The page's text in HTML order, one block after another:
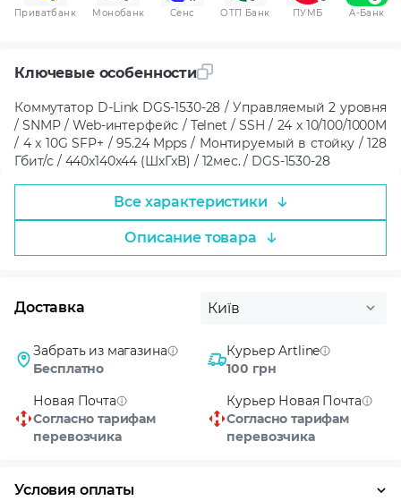
Приватбанк Монобанк Сенс ОТП Банк ПУМБ A-Банк
Ключевые особенности
Коммутатор D-Link DGS-1530-28 / Управляемый 2 уровня
/ SNMP / Web-интерфейс / Telnet / SSH / 24 x 10/100/1000M
/ 4 x 10G SFP+ / 95.24 Mpps / Монтируемый в стойку / 128
Гбит/с / 440x140x44 (ШxГxВ) / 12мес. / DGS-1530-28
Все характеристики
Описание товара
Доставка Київ
Забрать из магазина
Бесплатно
Курьер Artline
100 грн
Новая Почта
Согласно тарифам
перевозчика
Курьер Новая Почта
Согласно тарифам
перевозчика
Условия оплаты